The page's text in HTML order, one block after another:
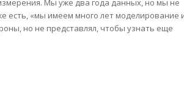
Мы уже два года данных, но мы не
есть, «мы имеем много лет моделирование
но не представлял, чтобы узнать еще